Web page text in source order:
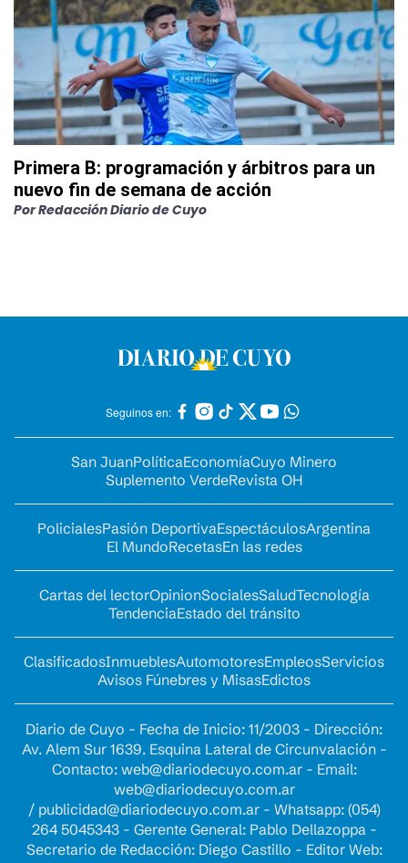
Primera B: programación y árbitros para un
nuevo fin de semana de acción
PorRedacción Diario de Cuyo
Seguinos en:
San JuanPolíticaEconomíaCuyo Minero
Suplemento VerdeRevista OH
PolicialesPasión DeportivaEspectáculosArgentina
El MundoRecetasEn las redes
Cartas del lectorOpinionSocialesSaludTecnología
TendenciaEstado del tránsito
ClasificadosInmueblesAutomotoresEmpleosServicios
Avisos Fúnebres y MisasEdictos
Diario de Cuyo - Fecha de Inicio: 11/2003 - Dirección:
Av. Alem Sur 1639. Esquina Lateral de Circunvalación -
Contacto: web@diariodecuyo.com.ar- Email:
web@diariodecuyo.com.ar
/ publicidad@diariodecuyo.com.ar- Whatsapp: (054)
264 5045343 - Gerente General: Pablo Dellazoppa -
Secretario de Redacción: Diego Castillo - Editor Web: